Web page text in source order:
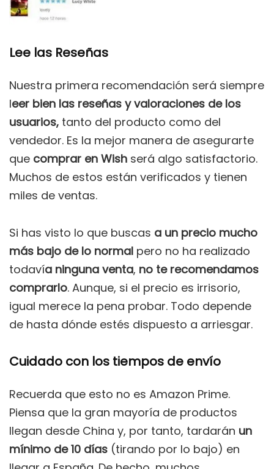
Lee las Reseñas
Nuestra primera recomendación será siempre
leer bien las reseñas y valoraciones de los
usuarios, tanto del producto como del
vendedor. Es la mejor manera de asegurarte
que comprar en Wish será algo satisfactorio.
Muchos de estos están verificados y tienen
miles de ventas.
Si has visto lo que buscas a un precio mucho
más bajo de lo normal pero no ha realizado
todavía ninguna venta, no te recomendamos
comprarlo. Aunque, si el precio es irrisorio,
igual merece la pena probar. Todo depende
de hasta dónde estés dispuesto a arriesgar.
Cuidado con los tiempos de envío
Recuerda que esto no es Amazon Prime.
Piensa que la gran mayoría de productos
llegan desde China y, por tanto, tardarán un
mínimo de 10 días (tirando por lo bajo) en